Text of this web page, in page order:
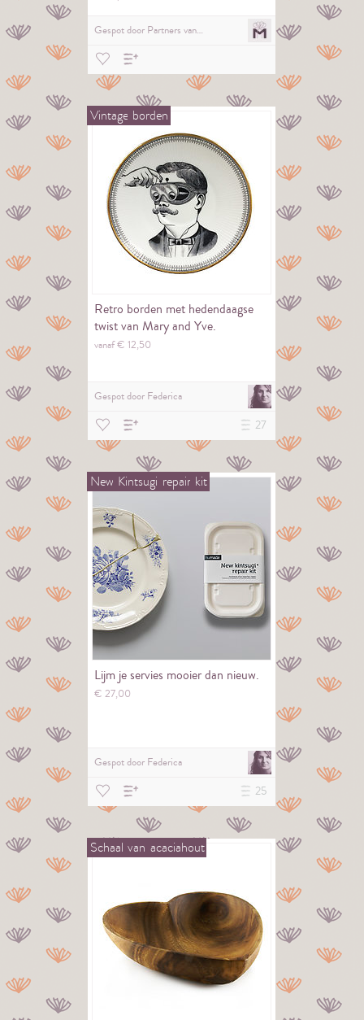
Gespot door Partners van…
Vintage borden
Retro borden met hedendaagse
twist van Mary and Yve.
vanaf € 12,50
Gespot door Federica
27
New Kintsugi repair kit
Lijm je servies mooier dan nieuw.
€27,00
Gespot door Federica
25
Schaal van acaciahout